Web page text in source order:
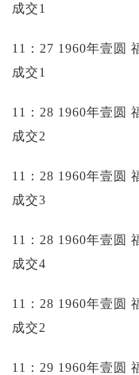
成交1
11：27 1960年壹圆
成交1
11：28 1960年壹圆
成交2
11：28 1960年壹圆
成交3
11：28 1960年壹圆
成交4
11：28 1960年壹圆
成交2
11：29 1960年壹圆